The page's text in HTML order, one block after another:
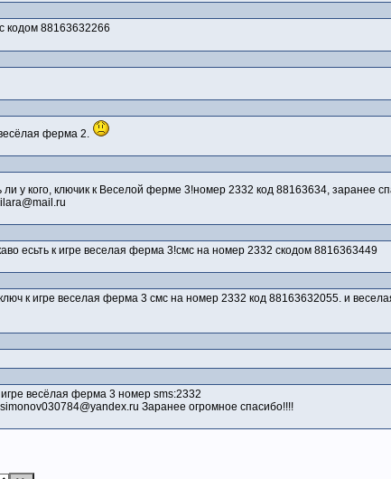
кодом 88163632266
ферма 2.
ли у кого, ключик к Веселой ферме 3!номер 2332 код 88163634, заранее
есьть к игре веселая ферма 3!смс на номер 2332 скодом 8816363449
к игре веселая ферма 3 смс на номер 2332 код 88163632055. и
игре весёлая ферма 3 номер sms:2332
Заранее огромное спасибо!!!!